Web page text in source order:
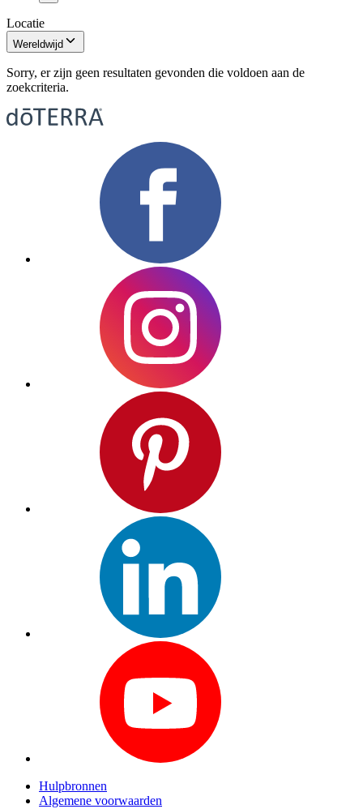
Locatie
Wereldwijd
Sorry, er zijn geen resultaten gevonden die voldoen aan de
zoekcriteria.
Hulpbronnen
Algemene voorwaarden